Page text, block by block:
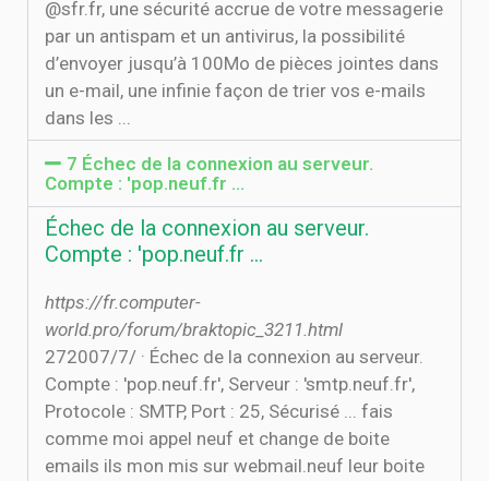
@sfr.fr, une sécurité accrue de votre messagerie
par un antispam et un antivirus, la possibilité
d’envoyer jusqu’à 100Mo de pièces jointes dans
un e-mail, une infinie façon de trier vos e-mails
dans les ...
7 Échec de la connexion au serveur.
Compte : 'pop.neuf.fr ...
Échec de la connexion au serveur.
Compte : 'pop.neuf.fr ...
https://fr.computer-
world.pro/forum/braktopic_3211.html
27‏‏/7‏‏/2007 · Échec de la connexion au serveur.
Compte : 'pop.neuf.fr', Serveur : 'smtp.neuf.fr',
Protocole : SMTP, Port : 25, Sécurisé ... fais
comme moi appel neuf et change de boite
emails ils mon mis sur webmail.neuf leur boite